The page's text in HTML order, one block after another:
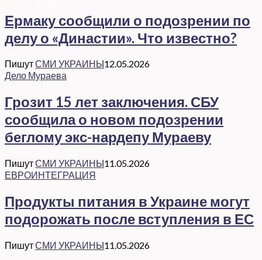
Ермаку сообщили о подозрении по
делу о «Династии». Что известно?
ПишутСМИ УКРАИНЫ12.05.2026
Дело Мураева
Грозит 15 лет заключения. СБУ
сообщила о новом подозрении
беглому экс-нардепу Мураеву
ПишутСМИ УКРАИНЫ11.05.2026
ЕВРОИНТЕГРАЦИЯ
Продукты питания в Украине могут
подорожать после вступления в ЕС
ПишутСМИ УКРАИНЫ11.05.2026